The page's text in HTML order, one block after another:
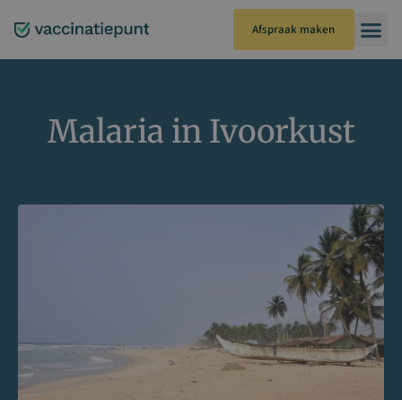
naar
inhoud
Afspraak maken
Malaria in Ivoorkust